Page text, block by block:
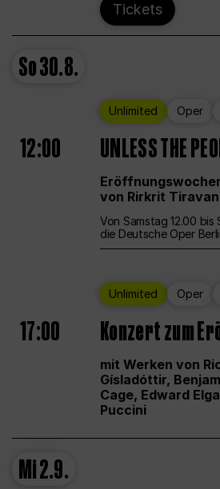
Tickets
So30.8.
Unlimited Oper
12:00 UNLESS THE
von Rirkrit
Von Samstag 12.00 bis
die Deutsche Oper
Unlimited Oper
17:00 Konzert zum
mit Werken von
Gísladóttir,
Cage, Edward
Puccini
Mi2.9.